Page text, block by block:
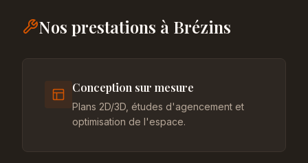
Nos prestations à Brézins
Conception sur mesure
Plans 2D/3D, études d'agencement et
optimisation de l'espace.